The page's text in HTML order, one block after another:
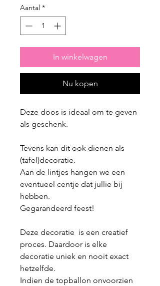
Aantal *
In winkelwagen
Nu kopen
Deze doos is ideaal om te geven
als geschenk.
Tevens kan dit ook dienen als
(tafel)decoratie.
Aan de lintjes hangen we een
eventueel centje dat jullie bij
hebben.
Gegarandeerd feest!
Deze decoratie is een creatief
proces. Daardoor is elke
decoratie uniek en nooit exact
hetzelfde.
Indien de topballon onvoorzien